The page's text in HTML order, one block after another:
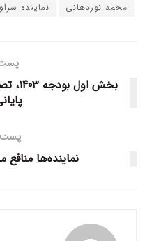
محمد نوردهانی
نماینده
بخش
نماینده‌ها منافع